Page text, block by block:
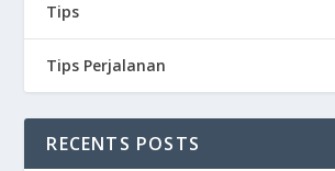
Tips
Tips Perjalanan
RECENTS POSTS